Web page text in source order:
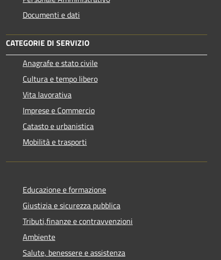
Documenti e dati
CATEGORIE DI SERVIZIO
Anagrafe e stato civile
Cultura e tempo libero
Vita lavorativa
Imprese e Commercio
Catasto e urbanistica
Mobilità e trasporti
Educazione e formazione
Giustizia e sicurezza pubblica
Tributi,finanze e contravvenzioni
Ambiente
Salute, benessere e assistenza